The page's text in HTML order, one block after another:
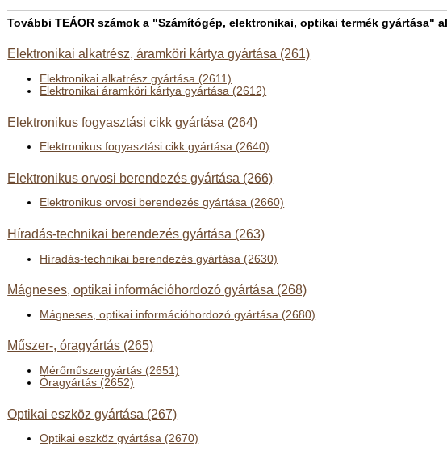
További TEÁOR számok a "Számítógép, elektronikai, optikai termék gyártása"
Elektronikai alkatrész, áramköri kártya gyártása (261)
Elektronikai alkatrész gyártása (2611)
Elektronikai áramköri kártya gyártása (2612)
Elektronikus fogyasztási cikk gyártása (264)
Elektronikus fogyasztási cikk gyártása (2640)
Elektronikus orvosi berendezés gyártása (266)
Elektronikus orvosi berendezés gyártása (2660)
Híradás-technikai berendezés gyártása (263)
Híradás-technikai berendezés gyártása (2630)
Mágneses, optikai információhordozó gyártása (268)
Mágneses, optikai információhordozó gyártása (2680)
Műszer-, óragyártás (265)
Mérőműszergyártás (2651)
Óragyártás (2652)
Optikai eszköz gyártása (267)
Optikai eszköz gyártása (2670)